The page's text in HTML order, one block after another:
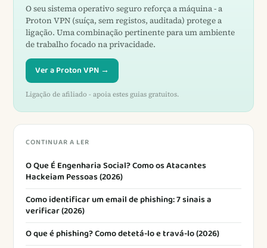
O seu sistema operativo seguro reforça a máquina - a
Proton VPN (suíça, sem registos, auditada) protege a
ligação. Uma combinação pertinente para um ambiente
de trabalho focado na privacidade.
Ver a Proton VPN →
Ligação de afiliado - apoia estes guias gratuitos.
CONTINUAR A LER
O Que É Engenharia Social? Como os Atacantes
Hackeiam Pessoas (2026)
Como identificar um email de phishing: 7 sinais a
verificar (2026)
O que é phishing? Como detetá-lo e travá-lo (2026)